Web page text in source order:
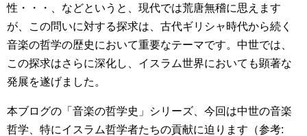
性・・・、などというと、現代では荒唐無稽に思えます
が、この問いに対する探求は、古代ギリシャ時代から続く
音楽の哲学の歴史において重要なテーマです。中世では、
この探求はさらに深化し、イスラム世界においても顕著な
発展を遂げました。
本ブログの「音楽の哲学史」シリーズ、今回は中世の音楽
哲学、特にイスラム哲学者たちの貢献に迫ります（参考: